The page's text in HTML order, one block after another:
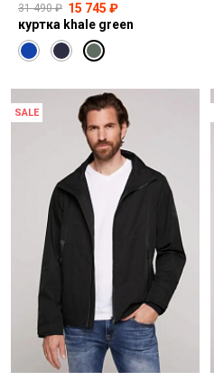
31 490 ₽ 15 745 ₽
куртка khale green
SALE